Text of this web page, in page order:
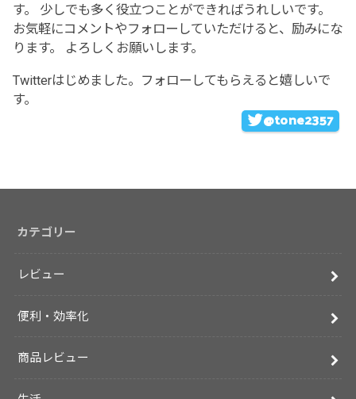
す。 少しでも多く役立つことができればうれしいです。
お気軽にコメントやフォローしていただけると、励みにな
ります。 よろしくお願いします。
Twitterはじめました。フォローしてもらえると嬉しいで
す。
@tone2357
カテゴリー
レビュー
便利・効率化
商品レビュー